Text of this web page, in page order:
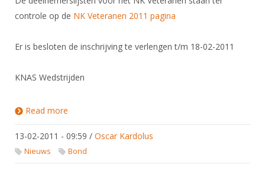
controle op de NK Veteranen 2011 pagina
Er is besloten de inschrijving te verlengen t/m 18-02-2011
KNAS Wedstrijden
Read more
13-02-2011 - 09:59 / Oscar Kardolus
Nieuws Bond